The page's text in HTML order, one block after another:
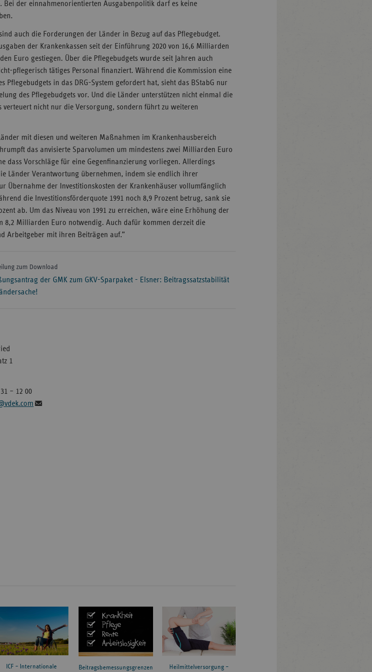
Bei der einnahmenorientierten Ausgabenpolitik darf es keine
auch die Forderungen der Länder in Bezug auf das Pflegebudget.
der Krankenkassen seit der Einführung 2020 von 16,6 Milliarden
Euro gestiegen. Über die Pflegebudgets wurde seit Jahren auch
pflegerisch tätiges Personal finanziert. Während die Kommission eine
Pflegebudgets in das DRG-System gefordert hat, sieht das BStabG nur
des Pflegebudgets vor. Und die Länder unterstützen nicht einmal die
verteuert nicht nur die Versorgung, sondern führt zu weiteren
mit diesen und weiteren Maßnahmen im Krankenhausbereich
das anvisierte Sparvolumen um mindestens zwei Milliarden Euro
dass Vorschläge für eine Gegenfinanzierung vorliegen. Allerdings
Länder Verantwortung übernehmen, indem sie endlich ihrer
Übernahme der Investitionskosten der Krankenhäuser vollumfänglich
die Investitionsförderquote 1991 noch 8,9 Prozent betrug, sank sie
ab. Um das Niveau von 1991 zu erreichen, wäre eine Erhöhung der
8,2 Milliarden Euro notwendig. Auch dafür kommen derzeit die
Arbeitgeber mit ihren Beiträgen auf.”
zum Download
der GMK zum GKV-Sparpaket - Elsner: Beitragssatzstabilität
1
– 12 00
ICF – Internationale
Beitragsbemessungsgrenzen
Heilmittelversorgung –